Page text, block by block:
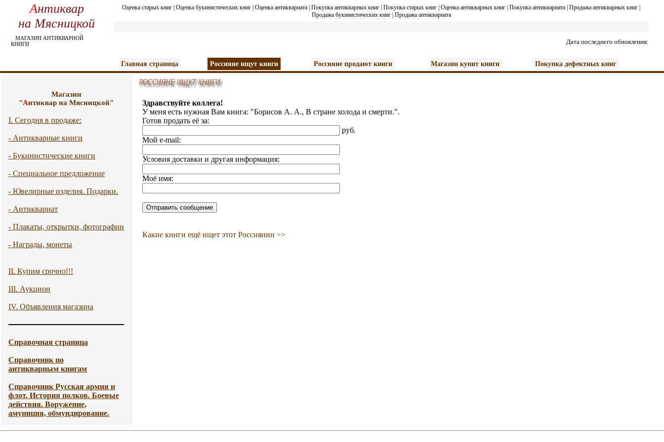
Антиквар
на Мясницкой
МАГАЗИН АНТИКВАРНОЙ
КНИГИ
Оценка старых книг Оценка букинистических книг Оценка антиквариата Покупка антикварных книг Покупка старых книг Оценка антикварных книг Покупка антиквариата Продажа антикварных книг
Продажа букинистических книг| Продажа антиквариата
Дата последнего обновления:
Главная страница Россияне ищут книги Россияне продают книги Магазин купит книги Покупка дефектных книг
Магазин
"Антиквар на Мясницкой"
I. Сегодня в продаже:
- Антикварные книги
- Букинистические книги
- Специальное предложение
- Ювелирные изделия. Подарки.
- Антиквариат
- Плакаты, открытки, фотографии
- Награды, монеты
II. Купим срочно!!!
III. Аукцион
IV. Объявления магазина
Справочная страница
Справочник по
антикварным книгам
Справочник Русская армия и
флот. История полков. Боевые
действия. Воружение,
амуниция, обмундирование.
Здравствуйте коллега!
У меня есть нужная Вам книга: "Борисов А. А., В стране холода и смерти.".
Готов продать её за:
руб.
Мой e-mail:
Условия доставки и другая информация:
Моё имя:
Какие книги ещё ищет этот Россиянин >>